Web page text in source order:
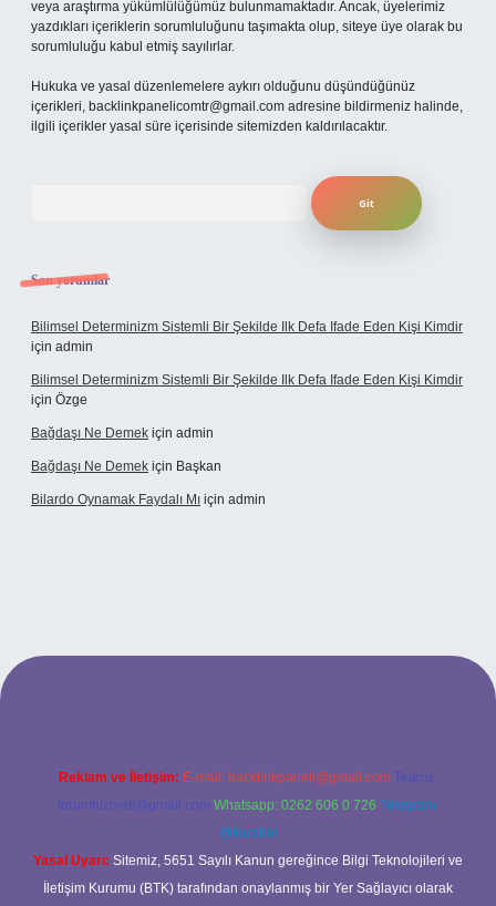
veya araştırma yükümlülüğümüz bulunmamaktadır. Ancak, üyelerimiz
yazdıkları içeriklerin sorumluluğunu taşımakta olup, siteye üye olarak bu
sorumluluğu kabul etmiş sayılırlar.
Hukuka ve yasal düzenlemelere aykırı olduğunu düşündüğünüz
içerikleri, backlinkpanelicomtr@gmail.com adresine bildirmeniz halinde,
ilgili içerikler yasal süre içerisinde sitemizden kaldırılacaktır.
Son yorumlar
Bilimsel Determinizm Sistemli Bir Şekilde Ilk Defa Ifade Eden Kişi Kimdir
için admin
Bilimsel Determinizm Sistemli Bir Şekilde Ilk Defa Ifade Eden Kişi Kimdir
için Özge
Bağdaşı Ne Demek için admin
Bağdaşı Ne Demek için Başkan
Bilardo Oynamak Faydalı Mı için admin
bahis sitesi
Reklam ve İletişim: E-mail: backlinkpaneli@gmail.com Teams:
forumhizmeti@gmail.com Whatsapp: 0262 606 0 726 Telegram:
@karabul
Yasal Uyarı: Sitemiz, 5651 Sayılı Kanun gereğince Bilgi Teknolojileri ve
İletişim Kurumu (BTK) tarafından onaylanmış bir Yer Sağlayıcı olarak